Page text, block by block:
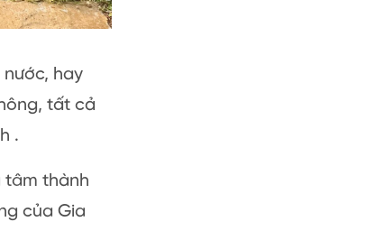
hay
tất cả
.
tâm thành
của Gia